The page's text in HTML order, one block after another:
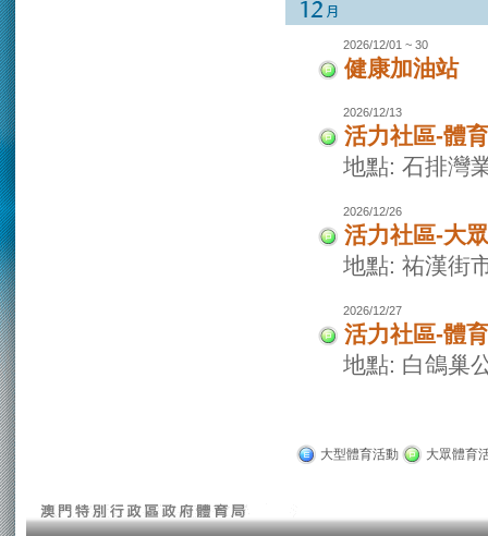
2026/12/01 ~ 30
健康加油站
2026/12/13
活力社區-體
地點: 石排灣
2026/12/26
活力社區-大
地點: 祐漢街
2026/12/27
活力社區-體
地點: 白鴿巢
大型體育活動 大眾體育